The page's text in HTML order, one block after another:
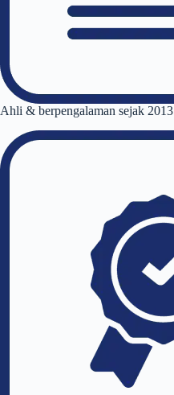
Ahli & berpengalaman sejak 2013